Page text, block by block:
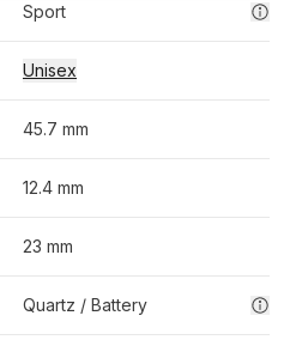
Sport
Unisex
45.7 mm
12.4 mm
23 mm
Quartz / Battery